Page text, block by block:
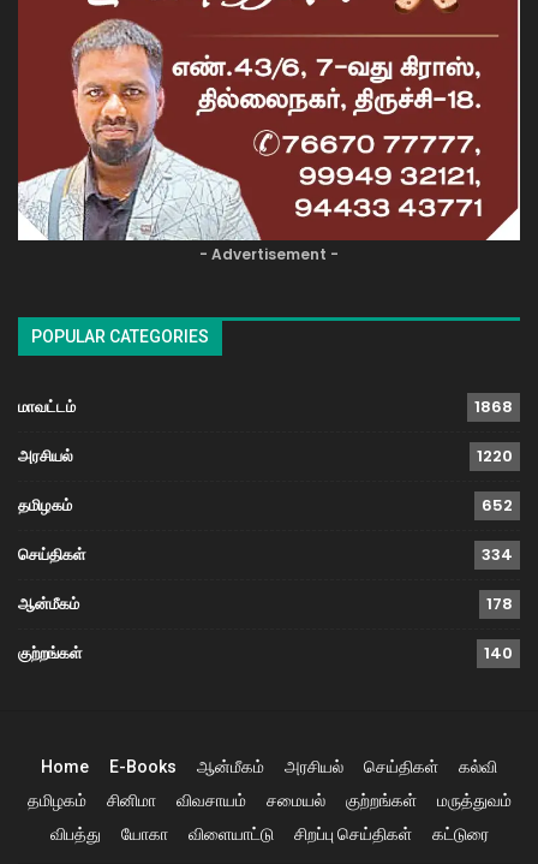
- Advertisement -
POPULAR CATEGORIES
மாவட்டம் 1868
அரசியல் 1220
தமிழகம் 652
செய்திகள் 334
ஆன்மீகம் 178
குற்றங்கள் 140
Home E-Books ஆன்மீகம் அரசியல் செய்திகள்
கல்வி
தமிழகம்
சினிமா விவசாயம் சமையல் குற்றங்கள்
மருத்துவம்
விபத்து
யோகா விளையாட்டு சிறப்பு செய்திகள் கட்டுரை